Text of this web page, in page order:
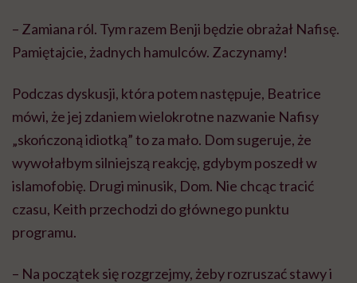
– Zamiana ról. Tym razem Benji będzie obrażał Nafisę.
Pamiętajcie, żadnych hamulców. Zaczynamy!
Podczas dyskusji, która potem następuje, Beatrice
mówi, że jej zdaniem wielokrotne nazwanie Nafisy
„skończoną idiotką” to za mało. Dom sugeruje, że
wywołałbym silniejszą reakcję, gdybym poszedł w
islamofobię. Drugi minusik, Dom. Nie chcąc tracić
czasu, Keith przechodzi do głównego punktu
programu.
– Na początek się rozgrzejmy, żeby rozruszać stawy i